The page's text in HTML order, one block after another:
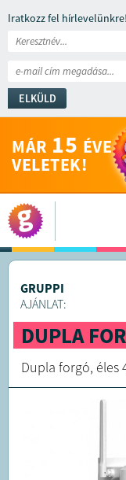
Iratkozz fel hírlevelünkre!
ELKÜLD
MÁR 15 ÉVE
VELETEK!
GRUPPI
AJÁNLAT:
DUPLA
Dupla forgó, éles